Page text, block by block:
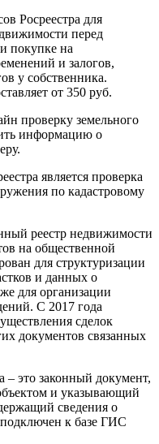
Росреестра для
перед
покупке на
и залогов,
у собственника.
от 350 руб.
проверку земельного
информацию о
является проверка
по кадастровому
реестр недвижимости
на общественной
для структуризации
и данных о
для организации
С 2017 года
сделок
документов связанных
– это законный документ,
и указывающий
сведения о
подключен к базе ГИС